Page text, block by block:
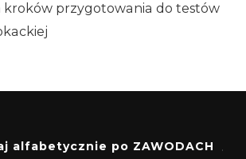
kroków przygotowania do testów
alfabetycznie po ZAWODACH